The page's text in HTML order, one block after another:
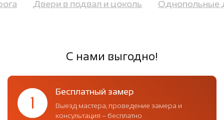
Двери в подвал и цоколь
С нами выгодно!
1
Бесплатный замер
Выезд мастера, проведение замера и
консультация – бесплатно